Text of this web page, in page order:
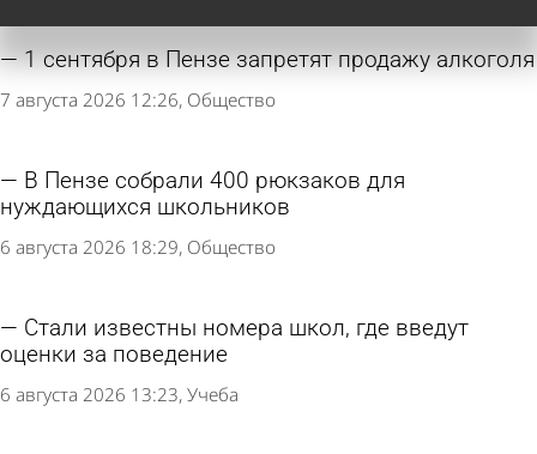
1 сентября в Пензе запретят продажу алкоголя
7 августа 2026 12:26 Общество
В Пензе собрали 400 рюкзаков для
нуждающихся школьников
6 августа 2026 18:29 Общество
Стали известны номера школ, где введут
оценки за поведение
6 августа 2026 13:23 Учеба